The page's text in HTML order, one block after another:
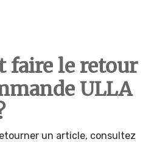
faire le retour
ULLA
un article, consultez